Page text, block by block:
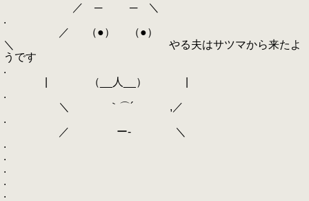
／ ─ ─ ＼
.
／ （●） （●）
＼ やる夫はサツマから来たよ
うです
.
| （__人__） |
.
＼ ｀⌒´ ,／
.
／ ー‐ ＼
.
.
.
.
.